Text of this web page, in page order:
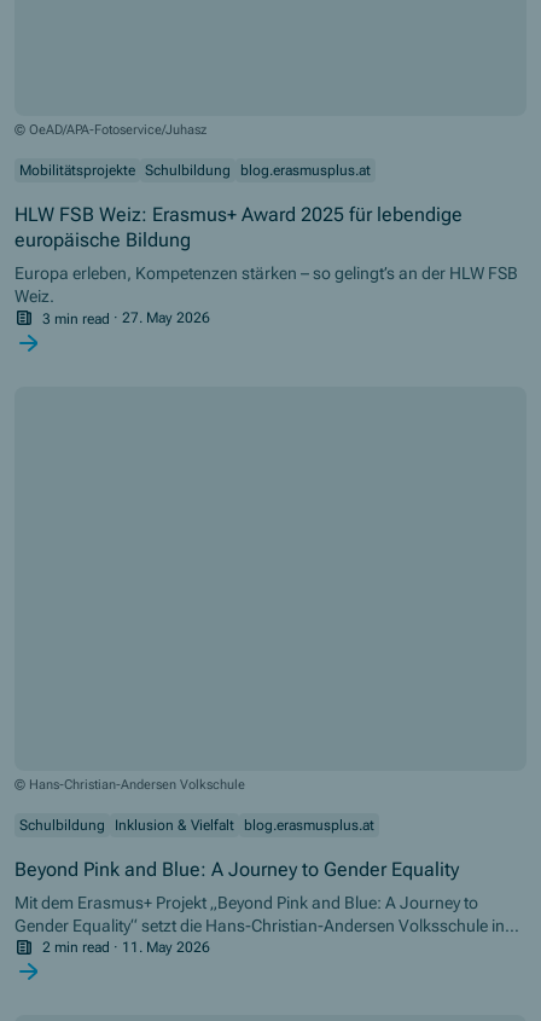
© OeAD/APA-Fotoservice/Juhasz
Mobilitätsprojekte Schulbildung blog.erasmusplus.at
HLW FSB Weiz: Erasmus+ Award 2025 für lebendige
europäische Bildung
Europa erleben, Kompetenzen stärken – so gelingt’s an der HLW FSB
Weiz.
3 min read · 27. May 2026
© Hans-Christian-Andersen Volkschule
Schulbildung Inklusion & Vielfalt blog.erasmusplus.at
Beyond Pink and Blue: A Journey to Gender Equality
Mit dem Erasmus+ Projekt „Beyond Pink and Blue: A Journey to
Gender Equality“ setzt die Hans-Christian-Andersen Volksschule in
Wien ein starkes Zeichen für Vielfalt, Respekt und
Geschlechtergleichstellung in der Bildung.
2 min read · 11. May 2026